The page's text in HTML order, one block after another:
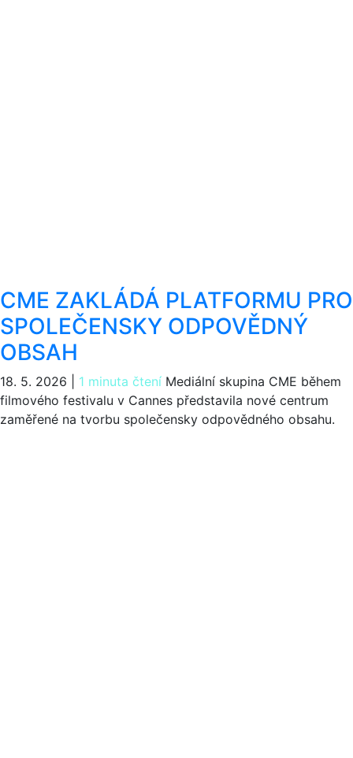
CME ZAKLÁDÁ PLATFORMU PRO
SPOLEČENSKY ODPOVĚDNÝ
OBSAH
18. 5. 2026 1 minuta čtení Mediální skupina CME během
filmového festivalu v Cannes představila nové centrum
zaměřené na tvorbu společensky odpovědného obsahu.